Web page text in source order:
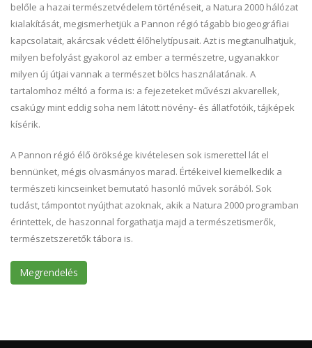
belőle a hazai természetvédelem történéseit, a Natura 2000 hálózat
kialakítását, megismerhetjük a Pannon régió tágabb biogeográfiai
kapcsolatait, akárcsak védett élőhelytípusait. Azt is megtanulhatjuk,
milyen befolyást gyakorol az ember a természetre, ugyanakkor
milyen új útjai vannak a természet bölcs használatának. A
tartalomhoz méltó a forma is: a fejezeteket művészi akvarellek,
csakúgy mint eddig soha nem látott növény- és állatfotóik, tájképek
kísérik.
A Pannon régió élő öröksége kivételesen sok ismerettel lát el
bennünket, mégis olvasmányos marad. Értékeivel kiemelkedik a
természeti kincseinket bemutató hasonló művek sorából. Sok
tudást, támpontot nyújthat azoknak, akik a Natura 2000 programban
érintettek, de haszonnal forgathatja majd a természetismerők,
természetszeretők tábora is.
Megrendelés